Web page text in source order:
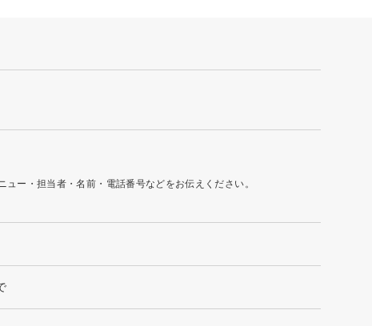
ー・担当者・名前・電話番号などをお伝えください。